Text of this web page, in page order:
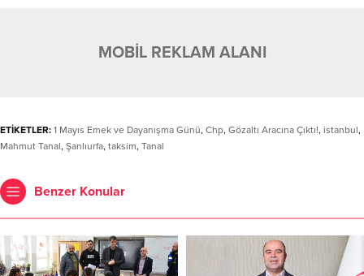
MOBİL REKLAM ALANI
ETİKETLER: 1 Mayıs Emek ve Dayanışma Günü, Chp, Gözaltı Aracına Çıktı!, istanbul,
Mahmut Tanal, Şanlıurfa, taksim, Tanal
Benzer Konular